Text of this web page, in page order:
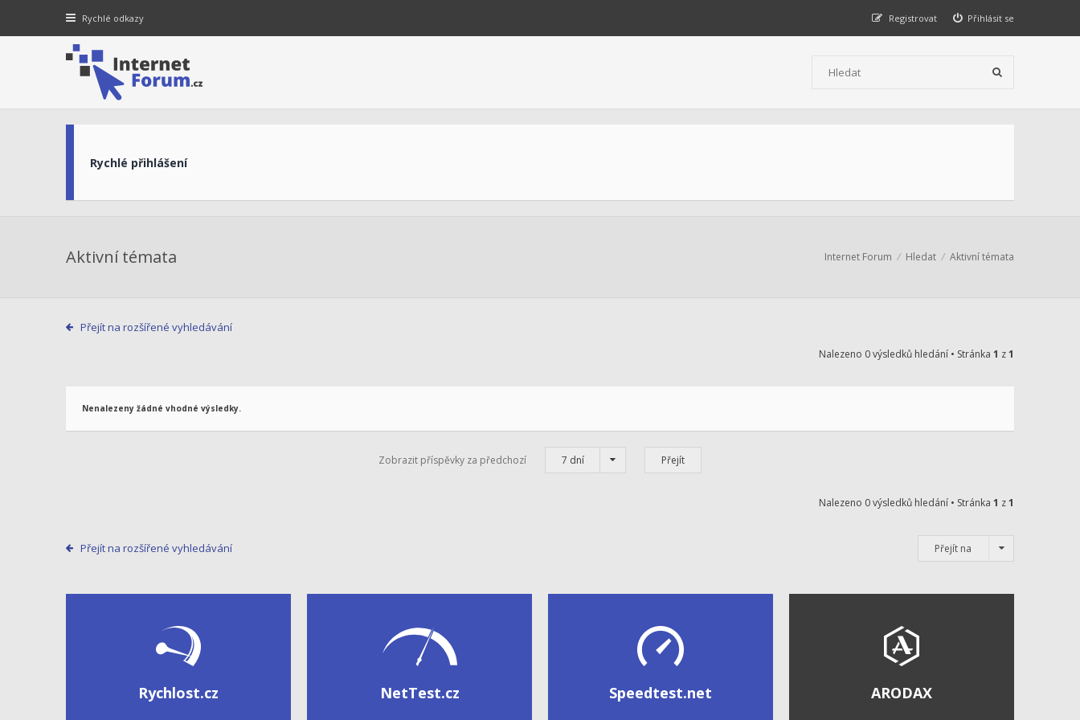
Rychlé odkazy Přihlásit se
Registrovat
Rychlé přihlášení
Aktivní témata Internet Forum Hledat Aktivní témata
Přejít na rozšířené vyhledávání
Nalezeno 0 výsledků hledání • Stránka 1 z1
Nenalezeny žádné vhodné výsledky.
Zobrazit příspěvky za předchozí 7 dní
Nalezeno 0 výsledků hledání • Stránka 1 z1
Přejít na rozšířené vyhledávání Přejít na
Rychlost.cz NetTest.cz Speedtest.net ARODAX